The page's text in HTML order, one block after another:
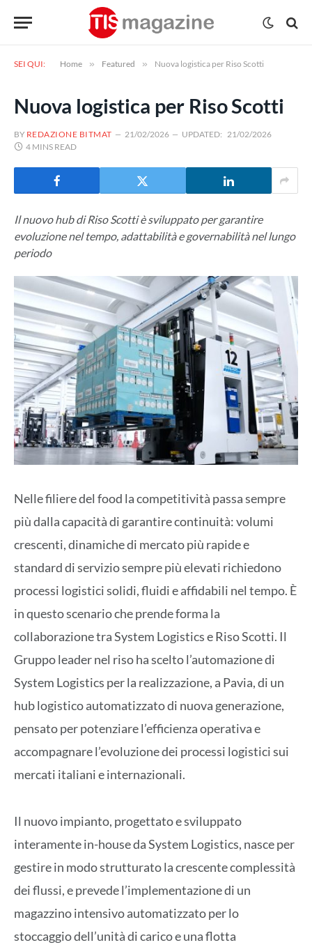
SEI QUI: Home » Featured » Nuova logistica per Riso Scotti
Nuova logistica per Riso Scotti
BY REDAZIONE BITMAT 21/02/2026 UPDATED: 21/02/2026
4 MINS READ
Il nuovo hub di Riso Scotti è sviluppato per garantire
evoluzione nel tempo, adattabilità e governabilità nel lungo
periodo
Nelle filiere del food la competitività passa sempre
più dalla capacità di garantire continuità: volumi
crescenti, dinamiche di mercato più rapide e
standard di servizio sempre più elevati richiedono
processi logistici solidi, fluidi e affidabili nel tempo. È
in questo scenario che prende forma la
collaborazione tra System Logistics e Riso Scotti. Il
Gruppo leader nel riso ha scelto l’automazione di
System Logistics per la realizzazione, a Pavia, di un
hub logistico automatizzato di nuova generazione,
pensato per potenziare l’efficienza operativa e
accompagnare l’evoluzione dei processi logistici sui
mercati italiani e internazionali.
Il nuovo impianto, progettato e sviluppato
interamente in-house da System Logistics, nasce per
gestire in modo strutturato la crescente complessità
dei flussi, e prevede l’implementazione di un
magazzino intensivo automatizzato per lo
stoccaggio dell’unità di carico e una flotta